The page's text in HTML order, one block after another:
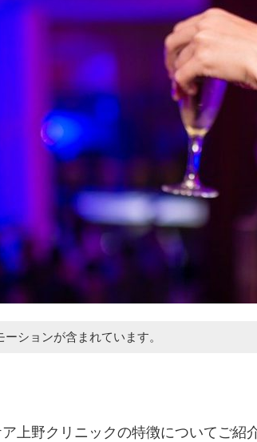
ションが含まれています。
上野クリニックの特徴についてご紹